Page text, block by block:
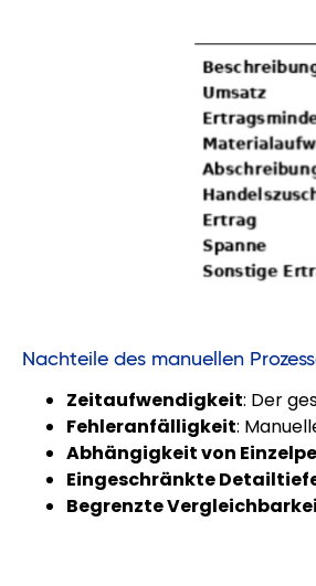
Nachteile des manuellen
Zeitaufwendigkeit: Der
Fehleranfälligkeit:
Abhängigkeit von
Eingeschränkte
Begrenzte